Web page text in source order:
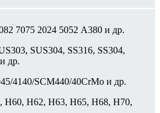
7075 2024 5052 A380 и др.
SUS304, SS316, SS304,
др.
4140/SCM440/40CrMo и др.
H60, H62, H63, H65, H68, H70,